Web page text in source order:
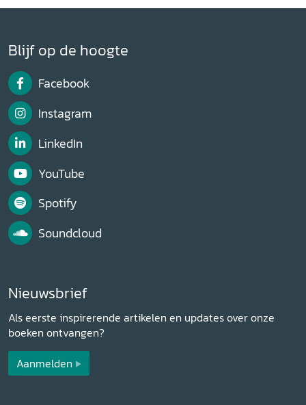
Blijf op de hoogte
Facebook
Instagram
LinkedIn
YouTube
Spotify
Soundcloud
Nieuwsbrief
Als eerste inspirerende artikelen en updates over onze
boeken ontvangen?
Aanmelden